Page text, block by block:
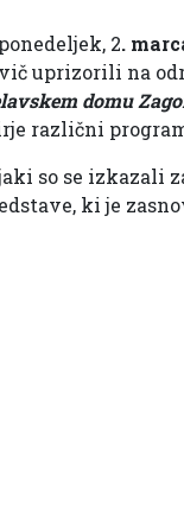
2.
uprizorili na
domu
različni
so se izkazali
ki je